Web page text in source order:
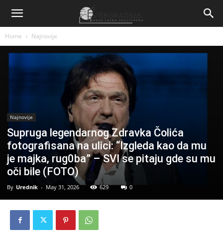
Home Najnovije
Najnovije
Supruga legendarnog Zdravka Čolića
fotografisana na ulici: “Izgleda kao da mu
je majka, rug0ba” – SVI se pitaju gde su mu
oči bile (FOTO)
By Urednik - May 31, 2026 629 0